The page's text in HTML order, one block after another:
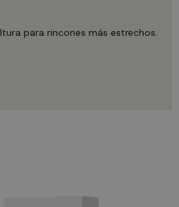
para rincones más estrechos.